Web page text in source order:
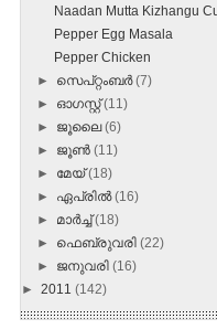
Naadan Mutta Kizhangu
Pepper Egg Masala
Pepper Chicken
► സെപ്റ്റംബർ(7)
► ഓഗസ്റ്റ്(11)
► ജൂലൈ(6)
► ജൂൺ(11)
► മേയ്(18)
► ഏപ്രിൽ(16)
► മാർച്ച്(18)
► ഫെബ്രുവരി(22)
► ജനുവരി(16)
► 2011 (142)